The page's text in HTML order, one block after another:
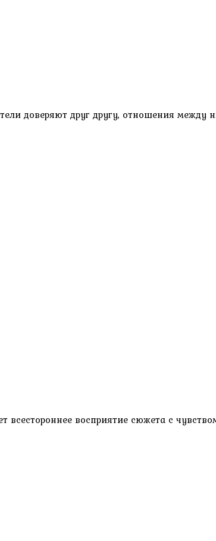
доверяют друг другу, отношения
всестороннее восприятие сюжета с